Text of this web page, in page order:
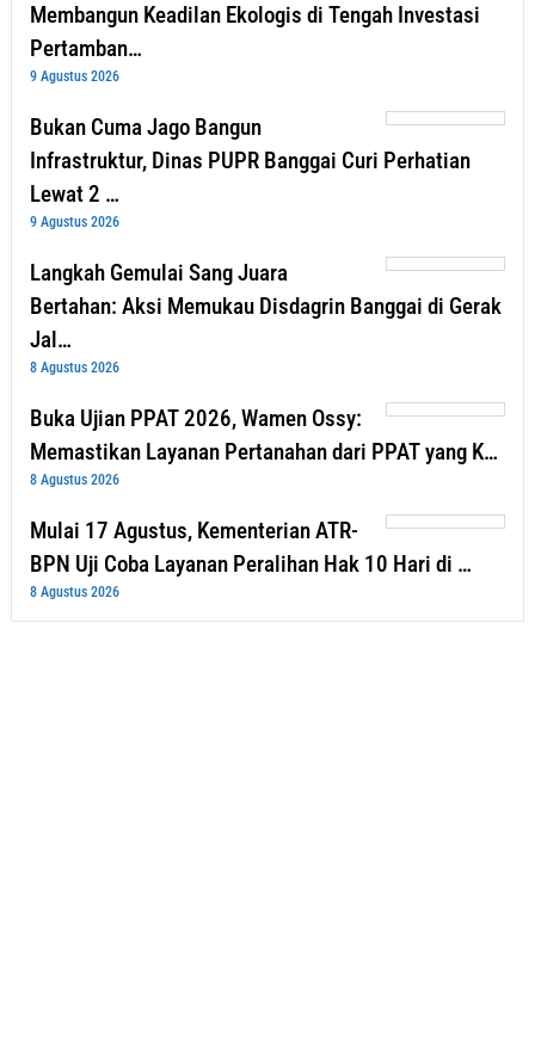
Membangun Keadilan Ekologis di Tengah Investasi
Pertamban…
9 Agustus 2026
Bukan Cuma Jago Bangun
Infrastruktur, Dinas PUPR Banggai Curi Perhatian
Lewat 2 …
9 Agustus 2026
Langkah Gemulai Sang Juara
Bertahan: Aksi Memukau Disdagrin Banggai di Gerak
Jal…
8 Agustus 2026
Buka Ujian PPAT 2026, Wamen Ossy:
Memastikan Layanan Pertanahan dari PPAT yang K…
8 Agustus 2026
Mulai 17 Agustus, Kementerian ATR-
BPN Uji Coba Layanan Peralihan Hak 10 Hari di …
8 Agustus 2026